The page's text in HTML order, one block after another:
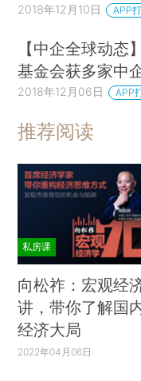
2018年12月10日 APP
【中企全球动
基金会获多家中
2018年12月06日 APP
推荐阅读
私房课
向松祚：宏观经
讲，带你了解国
经济大局
2022年04月06日